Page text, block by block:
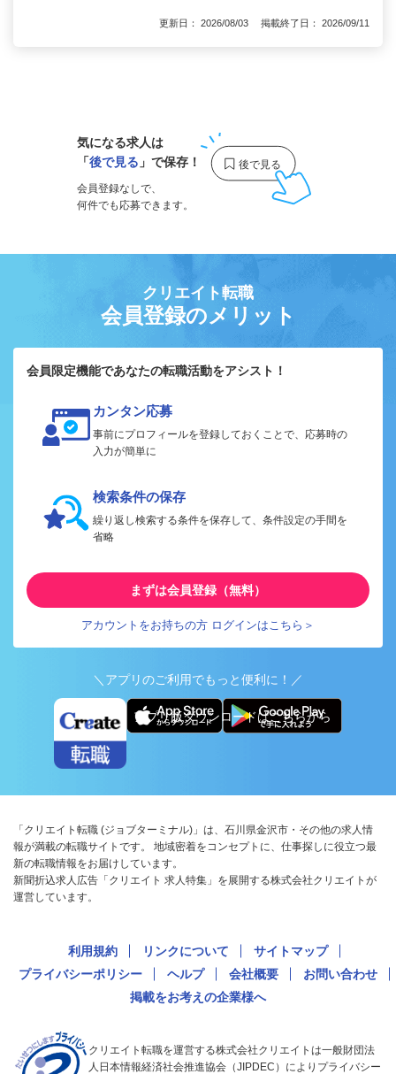
更新日： 2026/08/03 掲載終了日： 2026/09/11
気になる求人は
「後で見る 」で保存！
会員登録なしで、
何件でも応募できます。
クリエイト転職
会員登録のメリット
会員限定機能であなたの転職活動をアシスト！
カンタン応募
事前にプロフィールを登録しておくことで、応募時の
入力が簡単に
検索条件の保存
繰り返し検索する条件を保存して、条件設定の手間を
省略
まずは会員登録（無料）
アカウントをお持ちの方 ログインはこちら＞
＼アプリのご利用でもっと便利に！／
アプリ版ダウンロードはこちらから
「クリエイト転職 (ジョブターミナル)」は、石川県金沢市・その他の求人情
報が満載の転職サイトです。 地域密着をコンセプトに、仕事探しに役立つ最
新の転職情報をお届けしています。
新聞折込求人広告「クリエイト 求人特集」を展開する株式会社クリエイトが
運営しています。
利用規約 リンクについて
サイトマップ
プライバシーポリシー
ヘルプ 会社概要
お問い合わせ
掲載をお考えの企業様へ
クリエイト転職を運営する株式会社クリエイトは一般財団法
人日本情報経済社会推進協会（JIPDEC）によりプライバシー